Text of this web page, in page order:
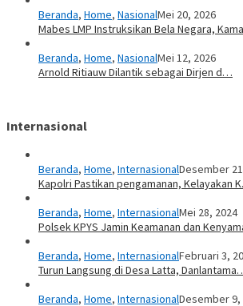
Beranda, Home, NasionalMei 20, 2026
Mabes LMP Instruksikan Bela Negara,
Beranda, Home, NasionalMei 12, 2026
Arnold Ritiauw Dilantik sebagai Dirjen d…
Internasional
Beranda, Home, InternasionalDesember
Kapolri Pastikan pengamanan, Kelayakan
Beranda, Home, InternasionalMei 28, 2024
Polsek KPYS Jamin Keamanan dan
Beranda, Home, InternasionalFebruari 3,
Turun Langsung di Desa Latta,
Beranda, Home, InternasionalDesember 9,